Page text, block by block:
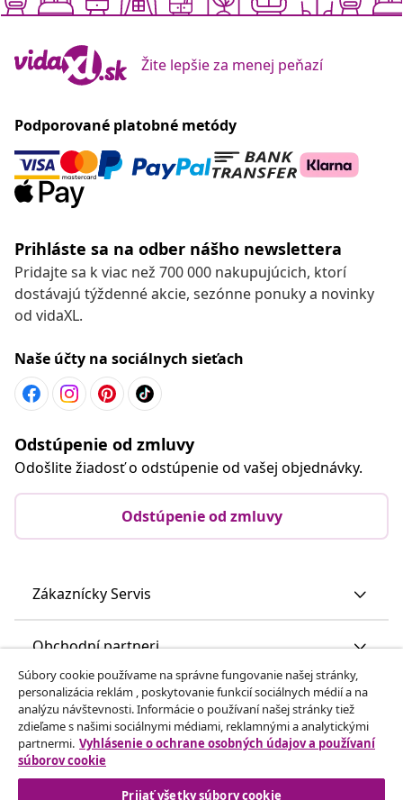
Žite lepšie za menej peňazí
Podporované platobné metódy
Prihláste sa na odber nášho newslettera
Pridajte sa k viac než 700 000 nakupujúcich, ktorí
dostávajú týždenné akcie, sezónne ponuky a novinky
od vidaXL.
Naše účty na sociálnych sieťach
Odstúpenie od zmluvy
Odošlite žiadosť o odstúpenie od vašej objednávky.
Odstúpenie od zmluvy
Zákaznícky Servis
Obchodní partneri
vidaXL
Nájdite viac
Súbory cookie používame na správne fungovanie našej stránky,
personalizácia reklám , poskytovanie funkcií sociálnych médií a na
analýzu návštevnosti. Informácie o používaní našej stránky tiež
zdieľame s našimi sociálnymi médiami, reklamnými a analytickými
partnermi. Vyhlásenie o ochrane osobných údajov a používaní
súborov cookie
Prijať všetky súbory cookie